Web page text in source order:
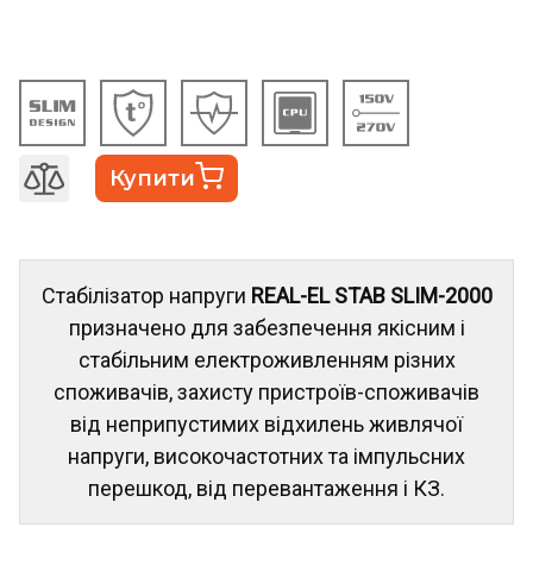
Купити
Стабілізатор напруги REAL-EL STAB SLIM-2000
призначено для забезпечення якісним і
стабільним електроживленням різних
споживачів, захисту пристроїв-споживачів
від неприпустимих відхилень живлячої
напруги, високочастотних та імпульсних
перешкод, від перевантаження і КЗ.